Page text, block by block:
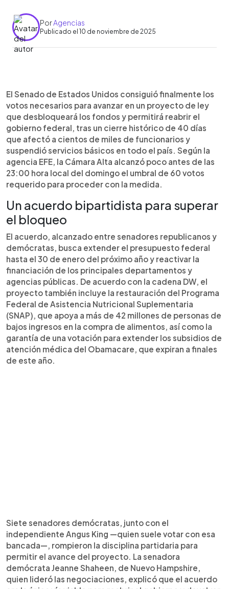
PorAgencias
Publicado el 10 de noviembre de 2025
► Escuchar artículo
El Senado de Estados Unidos aprobó un voto
clave para avanzar en la reapertura del gobierno
federal, tras un cierre histórico de 40 días por
falta de acuerdo presupuestario. Según EFE y
DW, demócratas y republicanos alcanzaron un
pacto provisional que extiende los fondos hasta
el 30 de enero y restablece programas como la
asistencia alimentaria y los subsidios médicos del
Obamacare. Más de 650 mil empleados públicos
volverán a recibir salario y los servicios federales
retomarán operaciones. El proyecto aún debe ser
aprobado por la Cámara de Representantes
antes de su promulgación por el presidente
Donald Trump.
El Senado de Estados Unidos consiguió finalmente los
votos necesarios para avanzar en un proyecto de ley
que desbloqueará los fondos y permitirá reabrir el
gobierno federal, tras un cierre histórico de 40 días
que afectó a cientos de miles de funcionarios y
suspendió servicios básicos en todo el país. Según la
agencia EFE, la Cámara Alta alcanzó poco antes de las
23:00 hora local del domingo el umbral de 60 votos
requerido para proceder con la medida.
Un acuerdo bipartidista para superar
el bloqueo
El acuerdo, alcanzado entre senadores republicanos y
demócratas, busca extender el presupuesto federal
hasta el 30 de enero del próximo año y reactivar la
financiación de los principales departamentos y
agencias públicas. De acuerdo con la cadena DW, el
proyecto también incluye la restauración del Programa
Federal de Asistencia Nutricional Suplementaria
(SNAP), que apoya a más de 42 millones de personas de
bajos ingresos en la compra de alimentos, así como la
garantía de una votación para extender los subsidios de
atención médica del Obamacare, que expiran a finales
de este año.
Siete senadores demócratas, junto con el
independiente Angus King —quien suele votar con esa
bancada—, rompieron la disciplina partidaria para
permitir el avance del proyecto. La senadora
demócrata Jeanne Shaheen, de Nuevo Hampshire,
quien lideró las negociaciones, explicó que el acuerdo